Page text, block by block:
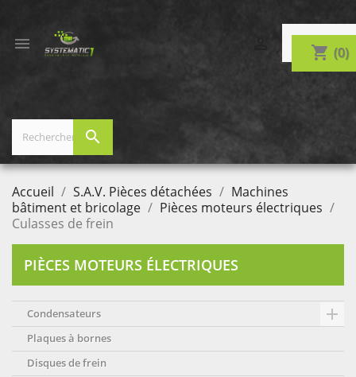
 shopping_cart (0)
search
Accueil S.A.V. Pièces détachées
Machines
bâtiment et bricolage
Pièces moteurs électriques
Culasses de frein
PIÈCES MOTEURS ÉLECTRIQUES
Condensateurs 
Plaques à bornes
Disques de frein